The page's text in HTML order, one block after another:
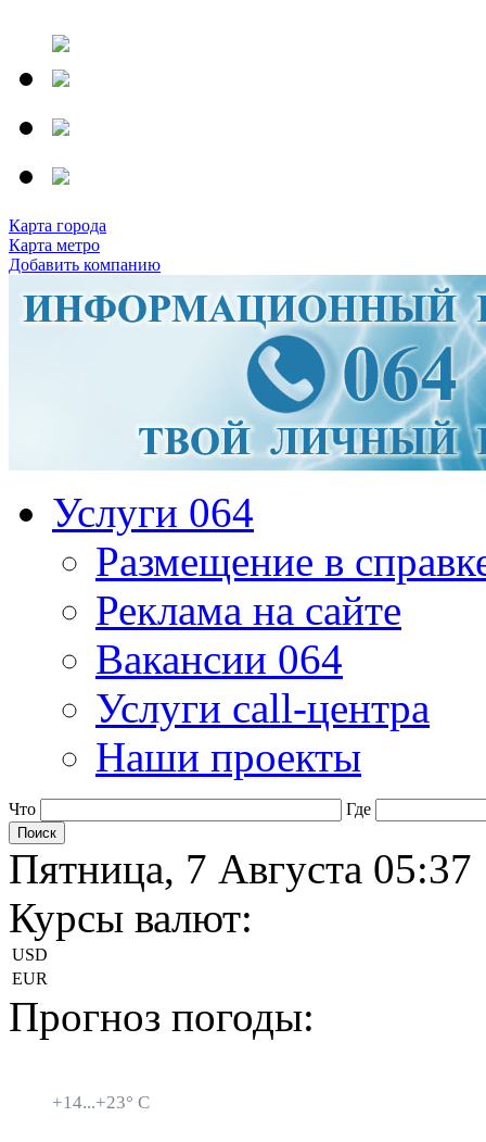
Карта города
Карта метро
Добавить компанию
Услуги 064
Размещение в
Реклама на сайте
Вакансии 064
Услуги call-центра
Наши проекты
Что Где
Пятница, 7 Августа 05:37
Курсы валют:
USD
EUR
Прогноз погоды:
+14...+23° C